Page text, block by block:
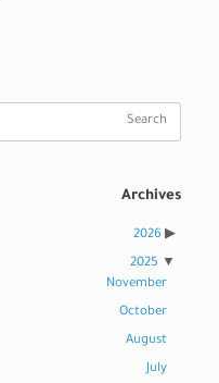
Archives
2026
2025
November
October
August
July